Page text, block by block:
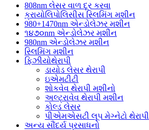
808nm લેસર વાળ દૂર કરવા
ક્રાયોલિપોલિસીસ સ્લિમિંગ મશીન
980+1470nm એન્ડોલેઝર મશીન
૧૪૭૦nm એન્ડોલેઝર મશીન
980nm એન્ડોલેઝર મશીન
સ્લિમિંગ મશીન
ફિઝીયોથેરાપી
ડાયોડ લેસર થેરાપી
ઇએમટીટી
શોકવેવ થેરાપી મશીનો
અલ્ટ્રાવેવ થેરાપી મશીન
કોલ્ડ લેસર
પીએમએસટી લૂપ મેગ્નેટો થેરાપી
અન્ય સૌંદર્ય પ્રસાધનો